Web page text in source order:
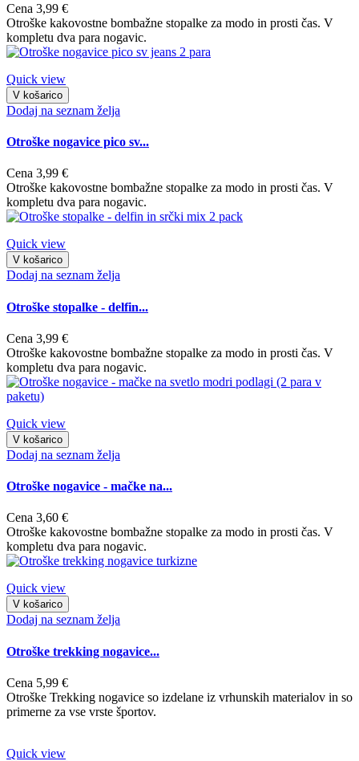
Cena 3,99 €
Otroške kakovostne bombažne stopalke za modo in prosti čas. V
kompletu dva para nogavic.
Quick view
V košarico
Dodaj na seznam želja
Otroške nogavice pico sv...
Cena 3,99 €
Otroške kakovostne bombažne stopalke za modo in prosti čas. V
kompletu dva para nogavic.
Quick view
V košarico
Dodaj na seznam želja
Otroške stopalke - delfin...
Cena 3,99 €
Otroške kakovostne bombažne stopalke za modo in prosti čas. V
kompletu dva para nogavic.
Quick view
V košarico
Dodaj na seznam želja
Otroške nogavice - mačke na...
Cena 3,60 €
Otroške kakovostne bombažne stopalke za modo in prosti čas. V
kompletu dva para nogavic.
Quick view
V košarico
Dodaj na seznam želja
Otroške trekking nogavice...
Cena 5,99 €
Otroške Trekking nogavice so izdelane iz vrhunskih materialov in so
primerne za vse vrste športov.
Quick view